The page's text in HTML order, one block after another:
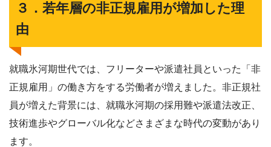
３．若年層の非正規雇用が増加した理
由
就職氷河期世代では、フリーターや派遣社員といった「非
正規雇用」の働き方をする労働者が増えました。非正規社
員が増えた背景には、就職氷河期の採用難や派遣法改正、
技術進歩やグローバル化などさまざまな時代の変動があり
ます。